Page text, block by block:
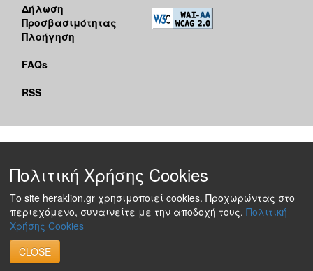
Δήλωση
Προσβασιμότητας
Πλοήγηση
FAQs
RSS
Πολιτική Χρήσης Cookies
Το site heraklion.gr χρησιμοποιεί cookies. Προχωρώντας στο
περιεχόμενο, συναινείτε με την αποδοχή τους. Πολιτική
Χρήσης Cookies
CLOSE